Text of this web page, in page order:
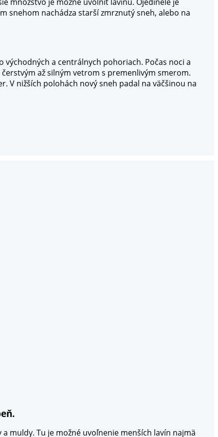
snehom nachádza starší zmrznutý sneh, alebo na
východných a centrálnych pohoriach. Počas noci a
až silným vetrom s premenlivým smerom.
V nižších polohách nový sneh padal na väčšinou na
muldy. Tu je možné uvoľnenie menších lavín najmä